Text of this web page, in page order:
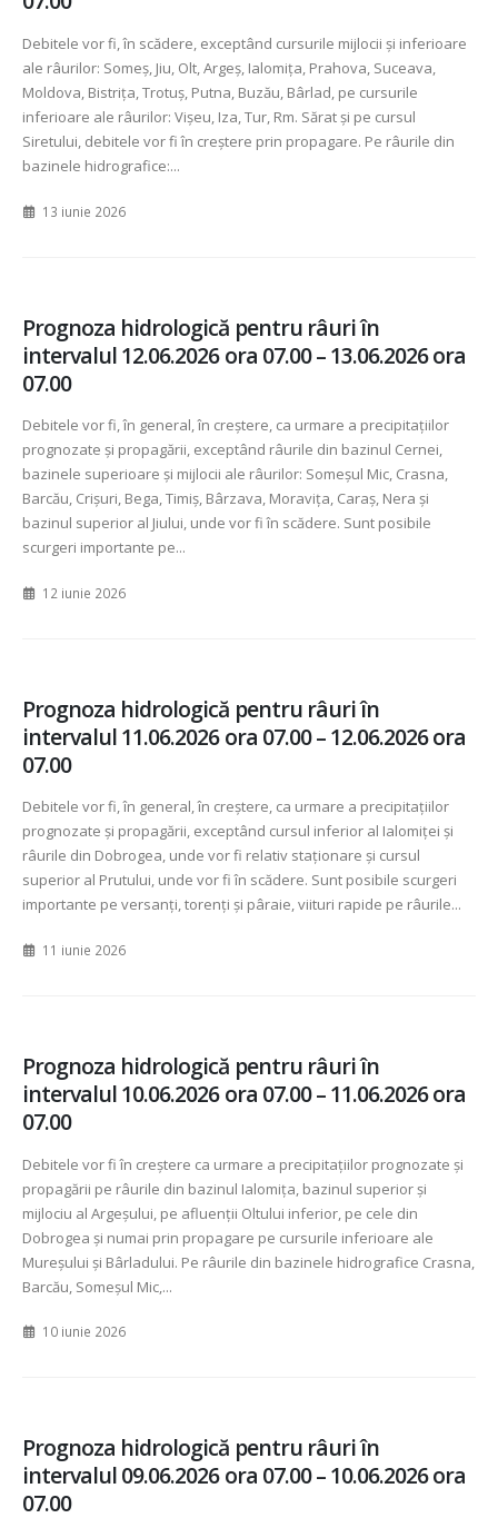
Debitele vor fi, în scădere, exceptând cursurile mijlocii și inferioare
ale râurilor: Someș, Jiu, Olt, Argeș, Ialomița, Prahova, Suceava,
Moldova, Bistrița, Trotuș, Putna, Buzău, Bârlad, pe cursurile
inferioare ale râurilor: Vișeu, Iza, Tur, Rm. Sărat și pe cursul
Siretului, debitele vor fi în creștere prin propagare. Pe râurile din
bazinele hidrografice:...
13 iunie 2026
Prognoza hidrologică pentru râuri în
intervalul 12.06.2026 ora 07.00 – 13.06.2026 ora
07.00
Debitele vor fi, în general, în creștere, ca urmare a precipitațiilor
prognozate și propagării, exceptând râurile din bazinul Cernei,
bazinele superioare și mijlocii ale râurilor: Someșul Mic, Crasna,
Barcău, Crișuri, Bega, Timiș, Bârzava, Moravița, Caraș, Nera și
bazinul superior al Jiului, unde vor fi în scădere. Sunt posibile
scurgeri importante pe...
12 iunie 2026
Prognoza hidrologică pentru râuri în
intervalul 11.06.2026 ora 07.00 – 12.06.2026 ora
07.00
Debitele vor fi, în general, în creștere, ca urmare a precipitațiilor
prognozate și propagării, exceptând cursul inferior al Ialomiței și
râurile din Dobrogea, unde vor fi relativ staționare și cursul
superior al Prutului, unde vor fi în scădere. Sunt posibile scurgeri
importante pe versanți, torenți și pâraie, viituri rapide pe râurile...
11 iunie 2026
Prognoza hidrologică pentru râuri în
intervalul 10.06.2026 ora 07.00 – 11.06.2026 ora
07.00
Debitele vor fi în creștere ca urmare a precipitațiilor prognozate și
propagării pe râurile din bazinul Ialomița, bazinul superior și
mijlociu al Argeșului, pe afluenții Oltului inferior, pe cele din
Dobrogea și numai prin propagare pe cursurile inferioare ale
Mureșului și Bârladului. Pe râurile din bazinele hidrografice Crasna,
Barcău, Someșul Mic,...
10 iunie 2026
Prognoza hidrologică pentru râuri în
intervalul 09.06.2026 ora 07.00 – 10.06.2026 ora
07.00